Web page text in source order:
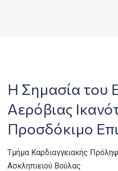
Η Σημασία του
Αερόβιας
Προσδόκιμο
Τμήμα Καρδιαγγειακής
Ασκληπιειού Βούλας